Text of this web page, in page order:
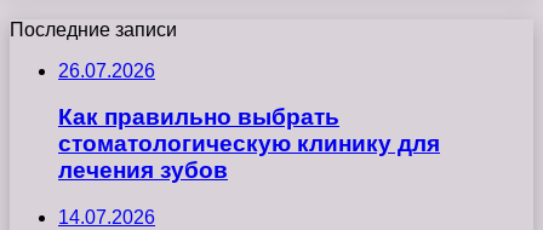
Последние записи
26.07.2026
Как правильно выбрать
стоматологическую клинику для
лечения зубов
14.07.2026